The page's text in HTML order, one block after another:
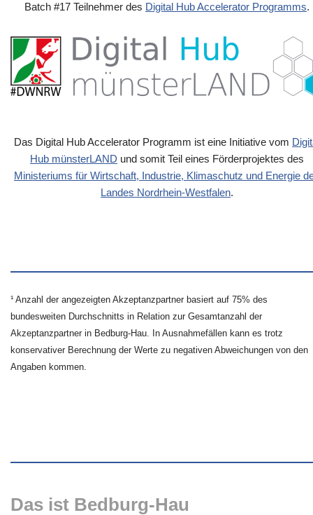
Batch #17 Teilnehmer des Digital Hub Accelerator Programms.
Das Digital Hub Accelerator Programm ist eine Initiative vom
Hub münsterLAND und somit Teil eines Förderprojektes des
Ministeriums für Wirtschaft, Industrie, Klimaschutz und Energie
Landes Nordrhein-Westfalen.
¹ Anzahl der angezeigten Akzeptanzpartner basiert auf 75% des
bundesweiten Durchschnitts in Relation zur Gesamtanzahl der
Akzeptanzpartner in Bedburg-Hau. In Ausnahmefällen kann es trotz
konservativer Berechnung der Werte zu negativen Abweichungen von den
Angaben kommen.
Das ist Bedburg-Hau